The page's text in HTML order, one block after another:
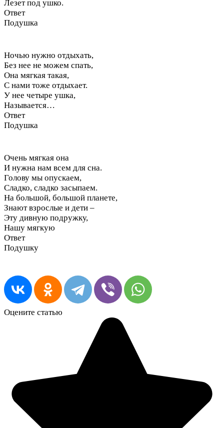
Лезет под ушко.
Ответ
Подушка
Ночью нужно отдыхать,
Без нее не можем спать,
Она мягкая такая,
С нами тоже отдыхает.
У нее четыре ушка,
Называется…
Ответ
Подушка
Очень мягкая она
И нужна нам всем для сна.
Голову мы опускаем,
Сладко, сладко засыпаем.
На большой, большой планете,
Знают взрослые и дети –
Эту дивную подружку,
Нашу мягкую
Ответ
Подушку
Оцените статью